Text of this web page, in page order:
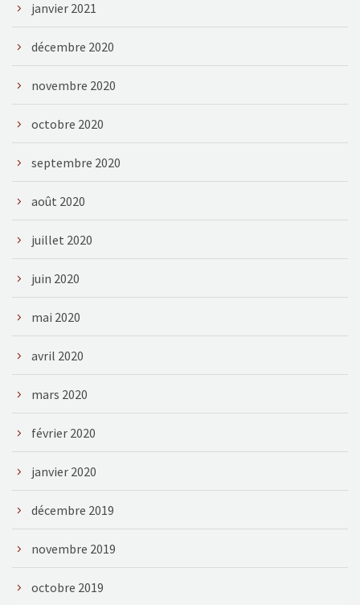
janvier 2021
décembre 2020
novembre 2020
octobre 2020
septembre 2020
août 2020
juillet 2020
juin 2020
mai 2020
avril 2020
mars 2020
février 2020
janvier 2020
décembre 2019
novembre 2019
octobre 2019